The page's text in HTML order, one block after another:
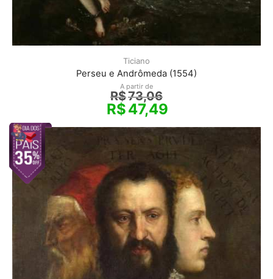
Ticiano
Perseu e Andrômeda (1554)
A partir de
R$73,06
R$47,49